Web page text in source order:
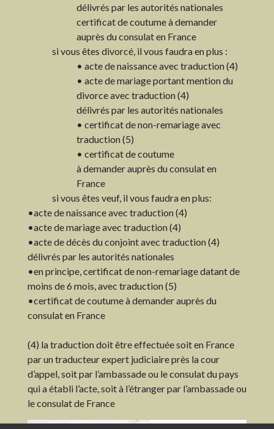
délivrés par les autorités nationales
certificat de coutume à demander
auprès du consulat en France
si vous êtes divorcé, il vous faudra en plus :
• acte de naissance avec traduction (4)
• acte de mariage portant mention du
divorce avec traduction (4)
délivrés par les autorités nationales
• certificat de non-remariage avec
traduction (5)
• certificat de coutume
à demander auprès du consulat en
France
si vous êtes veuf, il vous faudra en plus:
•acte de naissance avec traduction (4)
•acte de mariage avec traduction (4)
•acte de décès du conjoint avec traduction (4)
délivrés par les autorités nationales
•en principe, certificat de non-remariage datant de
moins de 6 mois, avec traduction (5)
•certificat de coutume à demander auprès du
consulat en France
(4) la traduction doit être effectuée soit en France
par un traducteur expert judiciaire près la cour
d’appel, soit par l’ambassade ou le consulat du pays
qui a établi l’acte, soit à l’étranger par l’ambassade ou
le consulat de France